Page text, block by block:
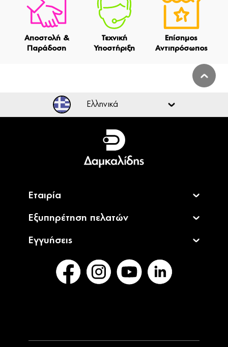
Αποστολή &
Παράδοση
Τεχνική
Υποστήριξη
Επίσημος
Αντιπρόσωπος
Ελληνικά
Ελληνικά
English
Εταιρία
Εξυπηρέτηση πελατών
Εγγυήσεις